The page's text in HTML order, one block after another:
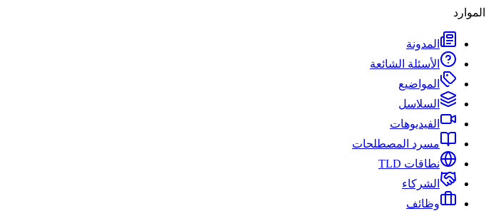
الموارد
المدونة
الأسئلة الشائعة
المواضيع
السلاسل
الفيديوهات
مسرد المصطلحات
نطاقات TLD
الشركاء
وظائف